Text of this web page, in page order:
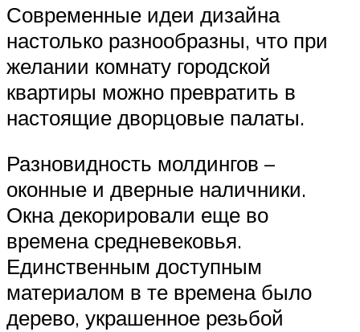
Современные идеи дизайна
настолько разнообразны, что при
желании комнату городской
квартиры можно превратить в
настоящие дворцовые палаты.
Разновидность молдингов –
оконные и дверные наличники.
Окна декорировали еще во
времена средневековья.
Единственным доступным
материалом в те времена было
дерево, украшенное резьбой